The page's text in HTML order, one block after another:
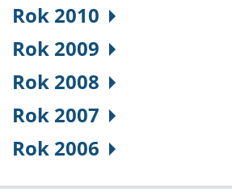
Rok 2010
Rok 2009
Rok 2008
Rok 2007
Rok 2006